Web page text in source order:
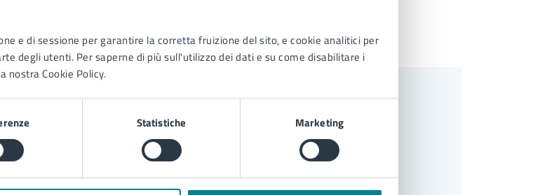
e di sessione per garantire la corretta fruizione del sito, e cookie analitici per
degli utenti. Per saperne di più sull'utilizzo dei dati e su come disabilitare i
nostra Cookie Policy.
Statistiche Marketing
PagoPa - SerboCroato - SH
PagoPa - Macedone - MK
servizio occorre:
alle istituzioni scolastiche con servizio mensa;
di accesso al Portale Genitori.